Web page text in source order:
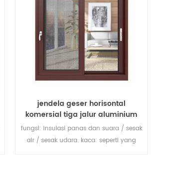
jendela geser horisontal
komersial tiga jalur aluminium
fungsi: insulasi panas dan suara / sesak
air / sesak udara. kaca: seperti yang